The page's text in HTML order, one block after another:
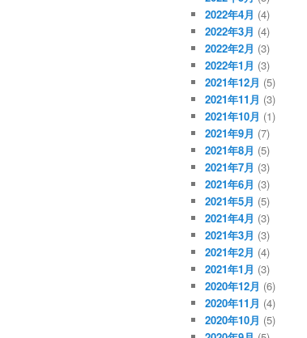
2022年4月 (4)
2022年3月 (4)
2022年2月 (3)
2022年1月 (3)
2021年12月 (5)
2021年11月 (3)
2021年10月 (1)
2021年9月 (7)
2021年8月 (5)
2021年7月 (3)
2021年6月 (3)
2021年5月 (5)
2021年4月 (3)
2021年3月 (3)
2021年2月 (4)
2021年1月 (3)
2020年12月 (6)
2020年11月 (4)
2020年10月 (5)